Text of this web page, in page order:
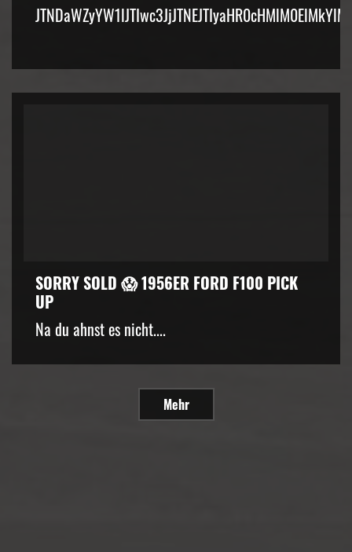
SORRY SOLD 😱 1956ER FORD F100 PICK
UP
Na du ahnst es nicht....
Mehr